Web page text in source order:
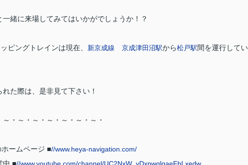
緒に来場してみてはいかがでしょうか！？
ピングトレインは現在、 新京成線 京成津田沼駅から松戸駅間を運行してい
た際は、是非見て下さい！
・～・～・～・～・～・～・
ホームページ ■//www.heya-navigation.com/
中 ■